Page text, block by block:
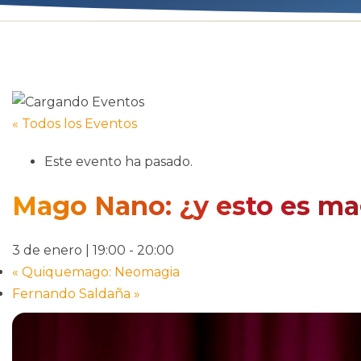
« Todos los Eventos
Este evento ha pasado.
Mago Nano: ¿y esto es
3 de enero | 19:00 - 20:00
« Quiquemago: Neomagia
Fernando Saldaña »